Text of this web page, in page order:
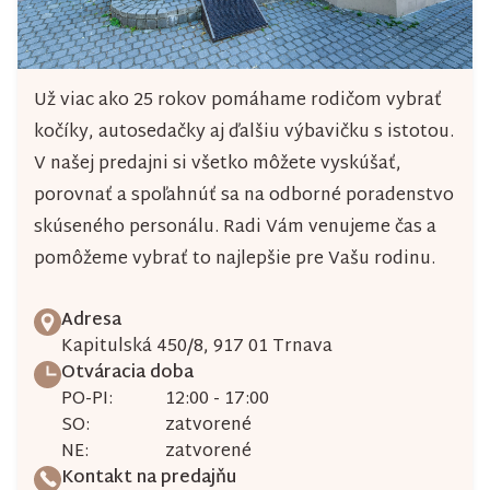
Už viac ako 25 rokov pomáhame rodičom vybrať
kočíky, autosedačky aj ďalšiu výbavičku s istotou.
V našej predajni si všetko môžete vyskúšať,
porovnať a spoľahnúť sa na odborné poradenstvo
skúseného personálu. Radi Vám venujeme čas a
pomôžeme vybrať to najlepšie pre Vašu rodinu.
Adresa
Kapitulská 450/8, 917 01 Trnava
Otváracia doba
PO-PI:
12:00 - 17:00
SO:
zatvorené
NE:
zatvorené
Kontakt na predajňu